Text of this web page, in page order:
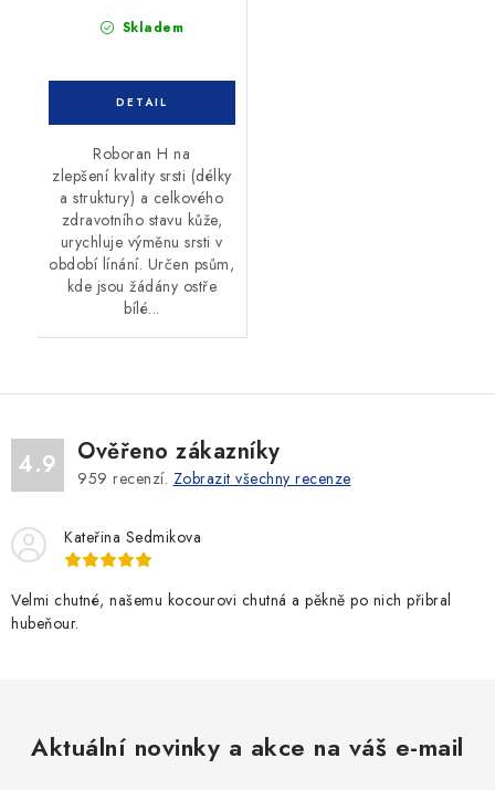
Skladem
Roboran H na
zlepšení kvality srsti (délky
a struktury) a celkového
zdravotního stavu kůže,
urychluje výměnu srsti v
období línání. Určen psům,
kde jsou žádány ostře
bílé...
4.9 Ověřeno zákazníky
959 recenzí. Zobrazit všechny recenze
Kateřina Sedmikova
Velmi chutné, našemu kocourovi chutná a pěkně po nich přibral
hubeňour.
Aktuální novinky a akce na váš e-mail